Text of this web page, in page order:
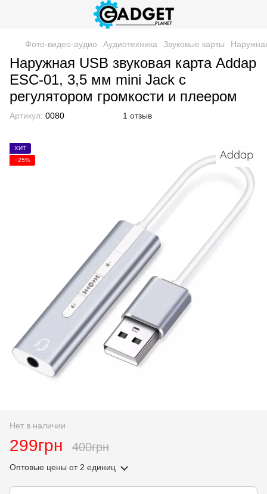
Фото-видео-аудио Аудиотехника Звуковые карты
Наружная USB звуковая карта Addap
ESC-01, 3,5 мм mini Jack с
регулятором громкости и плеером
Артикул: 0080 1 отзыв
ХИТ
−25%
Нет в наличии
299грн 400грн
Оптовые цены от 2 единиц